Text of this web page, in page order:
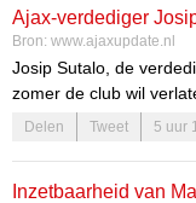
dat hij behoort tot de
de grote leagues.
Ajax-verdediger
Bron: www.ajaxupdate.nl
Josip Sutalo, de
zomer de club wil
speler op zoek naar
niet uit de lucht vallen.
Delen Tweet 5 uur
Inzetbaarheid van